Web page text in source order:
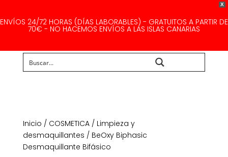
X
ENVÍOS 24/72 HORAS (DÍAS LABORABLES) - GRATUITOS A PARTIR DE
70€ - NO HACEMOS ENVÍOS A LAS ISLAS CANARIAS
Inicio / COSMETICA/ Limpieza y
desmaquillantes / BeOxy Biphasic
Desmaquillante Bifásico